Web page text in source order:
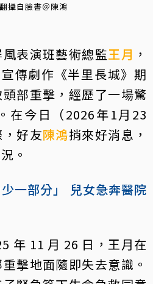
攝自臉書＠陳鴻
表演班藝術總監王月 ，
傳劇作《半里長城》期
部重擊，經歷了一場驚
在今日（2026年1月23
好友陳鴻捎來好消息，
。
一部分」 兒女急奔醫院
年 11 月 26 日，王月在
擊地面隨即失去意識。